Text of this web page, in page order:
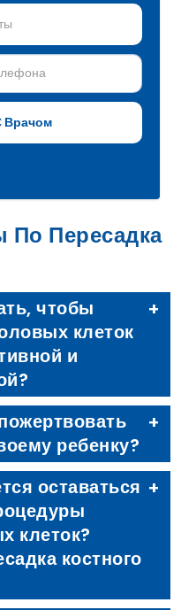
Пересадка
чтобы
клеток
и
ребенку?
оставаться
клеток?
костного